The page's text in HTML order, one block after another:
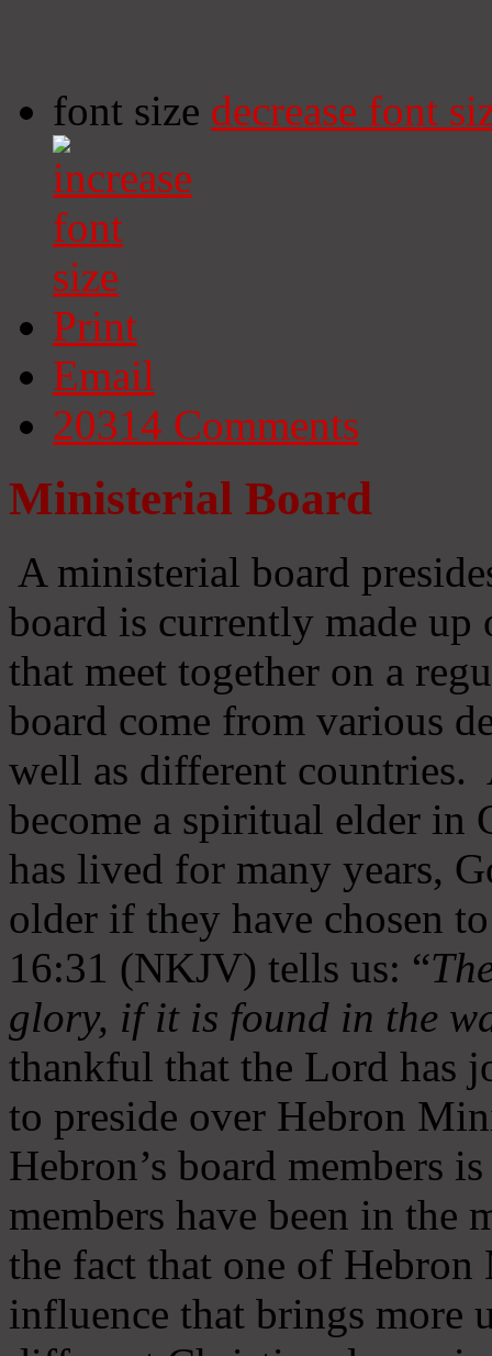
font size decrease font
Print
Email
20314 Comments
Ministerial Board
A ministerial board
board is currently made
that meet together on a
board come from various
well as different countries.
become a spiritual elder in
has lived for many years,
older if they have chosen
16:31 (NKJV) tells us: “
glory, if it is found in the
thankful that the Lord has
to preside over Hebron
Hebron’s board members
members have been in
the fact that one of
influence that brings more